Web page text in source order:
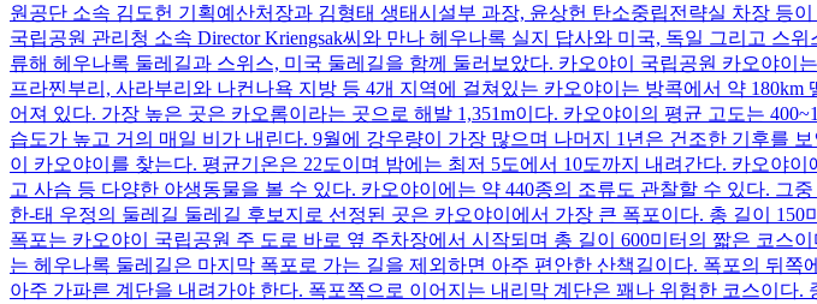
원공단 소속 김도헌 기획예산처장과 김형태 생태시설부 과장, 윤상헌 탄소중립전략실 차장 등
국립공원 관리청 소속 Director Kriengsak씨와 만나 헤우나록 실지 답사와 미국, 독일 그리고
류해 헤우나록 둘레길과 스위스, 미국 둘레길을 함께 둘러보았다. 카오야이 국립공원 카오야
프라찐부리, 사라부리와 나컨나욕 지방 등 4개 지역에 걸쳐있는 카오야이는 방콕에서 약
어져 있다. 가장 높은 곳은 카오롬이라는 곳으로 해발 1,351m이다. 카오야이의 평균 고도는
습도가 높고 거의 매일 비가 내린다. 9월에 강우량이 가장 많으며 나머지 1년은 건조한 기후를
이 카오야이를 찾는다. 평균기온은 22도이며 밤에는 최저 5도에서 10도까지 내려간다. 카오야
고 사슴 등 다양한 야생동물을 볼 수 있다. 카오야이에는 약 440종의 조류도 관찰할 수 있다.
한-태 우정의 둘레길 둘레길 후보지로 선정된 곳은 카오야이에서 가장 큰 폭포이다. 총 길이
폭포는 카오야이 국립공원 주 도로 바로 옆 주차장에서 시작되며 총 길이 600미터의 짧은 코스
는 헤우나록 둘레길은 마지막 폭포로 가는 길을 제외하면 아주 편안한 산책길이다. 폭포의 뒤
아주 가파른 계단을 내려가야 한다. 폭포쪽으로 이어지는 내리막 계단은 꽤나 위험한 코스이